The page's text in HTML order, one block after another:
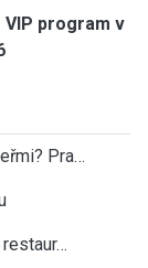
VIP program v
Pra…